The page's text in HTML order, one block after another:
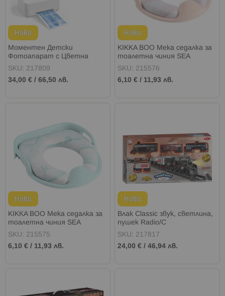
Ново
Моментен Детски
Фотоапарат с Цветна
Хартия 2 цвята
SKU: 217809
34,00 € / 66,50 лв.
Ново
KIKKA BOO Мека седалка за
тоалетна чиния SEA
WORLD STARFISH PINK
SKU: 215576
6,10 € / 11,93 лв.
Ново
KIKKA BOO Мека седалка за
тоалетна чиния SEA
WORLD SEASHELL MINT
SKU: 215575
6,10 € / 11,93 лв.
Ново
Влак Classic звук, светлина,
пушек Radio/C
SKU: 217817
24,00 € /46,94 лв.